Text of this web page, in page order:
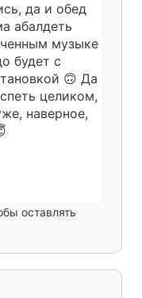
да и обед
абалдеть
музыке
будет с
🙃 Да
целиком,
наверное,
оставлять